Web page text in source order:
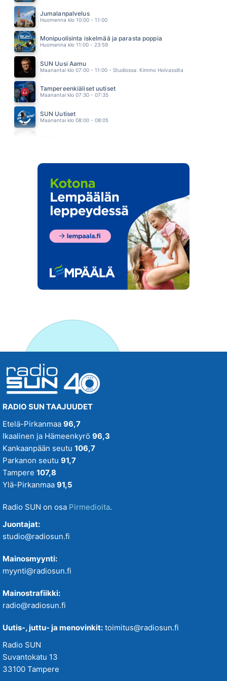
ALEKSANTERI HAKANIEMI
08.01
Jumalanpalvelus
Huomenna klo 10:00 - 11:00
Monipuolisinta iskelmää ja parasta poppia
Huomenna klo 11:00 - 23:59
SUN Uusi Aamu
Maanantai klo 07:00 - 11:00 - Studiossa: Kimmo Hoivassilta
Tampereenkiäliset uutiset
Maanantai klo 07:30 - 07:35
SUN Uutiset
Maanantai klo 08:00 - 08:05
RADIO SUN TAAJUUDET
Etelä-Pirkanmaa 96,7
Ikaalinen ja Hämeenkyrö 96,3
Kankaanpään seutu 106,7
Parkanon seutu 91,7
Tampere 107,8
Ylä-Pirkanmaa 91,5
Radio SUN on osa Pirmedioita.
Juontajat:
studio@radiosun.fi
Mainosmyynti:
myynti@radiosun.fi
Mainostrafiikki:
radio@radiosun.fi
Uutis-, juttu- ja menovinkit: toimitus@radiosun.fi
Radio SUN
Suvantokatu 13
33100 Tampere